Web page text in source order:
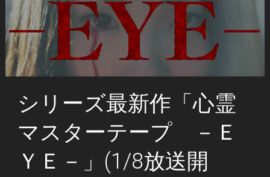
シリーズ最新作「心霊
マスターテープ －Ｅ
ＹＥ－」(1/8放送開